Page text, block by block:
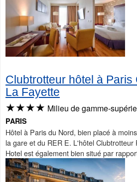
Clubtrotteur hôtel à Paris
La Fayette
★★★★ Milieu de gamme-
PARIS
Hôtel à Paris du Nord, bien placé à
la gare et du RER E. L'hôtel
Hotel est également bien situé par